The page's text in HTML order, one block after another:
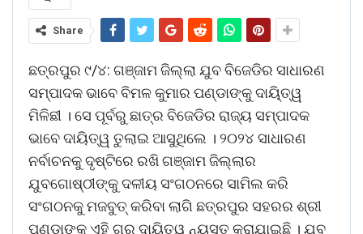
Share
ଛତ୍ରପୁର ୯/୪: ଗଞ୍ଜାମ ଜିଲ୍ଲା ଯୁବ ବିଜେଡିର ସାଧାରଣ
ସମ୍ପାଦକ ଭାବେ ବିମଳ କୁମାର ପଣ୍ଡାଙ୍କୁ ଦାୟି୍‌ତ୍ୱ
ମିଳିଛୀ । ସେ ପୂର୍ବରୁ ଛାତ୍ର ବିଜେଡିର ରାଜ୍ୟ ସମ୍ପାଦକ
ଭାବେ ଦାୟିତ୍ୱ ତୁଲାଇ ଆସୁଥିଲେ । ୨୦୨୪ ସାଧାରଣ
ନର୍ବାଚନକୁ ଦୃଷ୍ଟିରେ ରଖି ଗଞ୍ଜାମ ଜିଲ୍ଲାର
ଯୁବଗୋଷ୍ଠୀଙ୍କୁ ଦଳୀୟ ସଂଗଠନରେ ସାମିଲ କରି
ସଂଗଠନକୁ ମଜବୁତ୍ କରିବା ଲାଗି ଛତ୍ରପୁର ସହରର ଶ୍ରୀ
ପଣ୍ଡାଙ୍କୁ ଏହି ଗୁରୁ ଦାୟିତ୍ୱ ନ୍ୟସ୍ତ କରାଯାଇଛି । ଯୁବ